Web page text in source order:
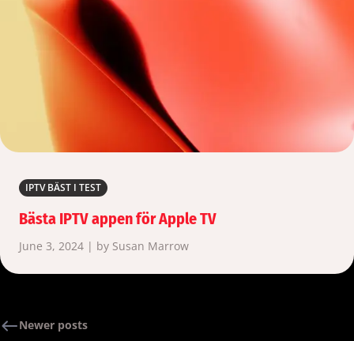
IPTV BÄST I TEST
Bästa IPTV appen för Apple TV
June 3, 2024 | by Susan Marrow
Newer posts